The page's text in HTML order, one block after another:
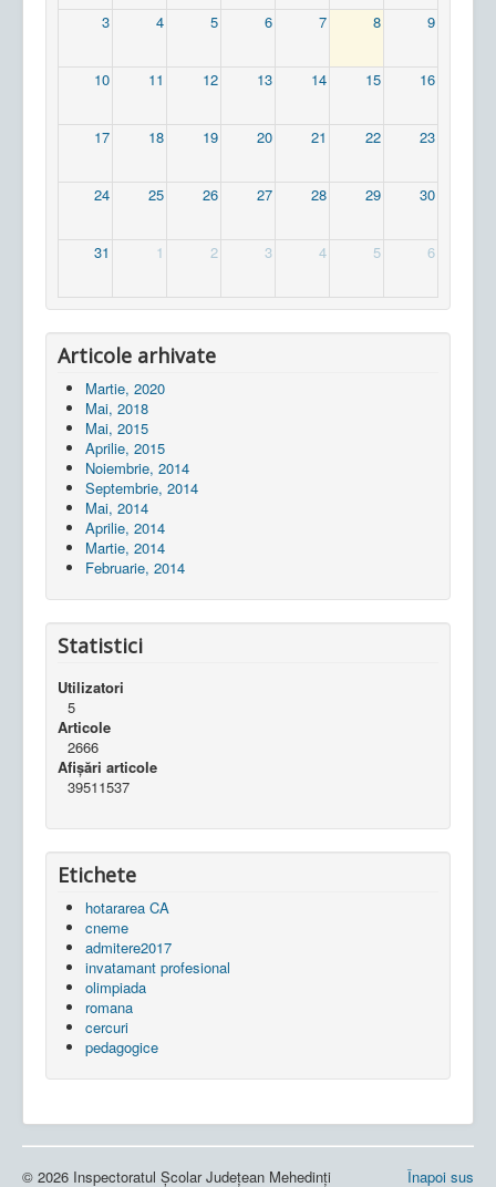
3 4 5 6 7 8 9
10 11 12 13 14 15 16
17 18 19 20 21 22 23
24 25 26 27 28 29 30
31 1 2 3 4 5 6
Articole arhivate
Martie, 2020
Mai, 2018
Mai, 2015
Aprilie, 2015
Noiembrie, 2014
Septembrie, 2014
Mai, 2014
Aprilie, 2014
Martie, 2014
Februarie, 2014
Statistici
Utilizatori
5
Articole
2666
Afișări articole
39511537
Etichete
hotararea CA
cneme
admitere2017
invatamant profesional
olimpiada
romana
cercuri
pedagogice
Înapoi sus
© 2026 Inspectoratul Școlar Județean Mehedinți